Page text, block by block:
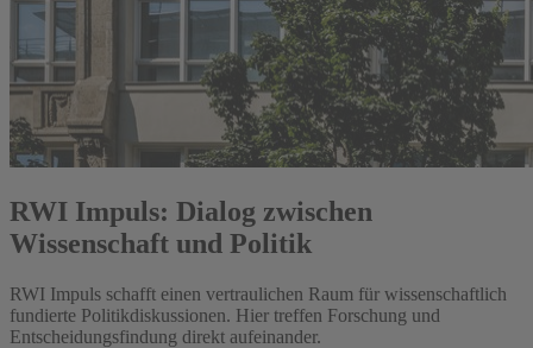
RWI Impuls: Dialog zwischen
Wissenschaft und Politik
RWI Impuls schafft einen vertraulichen Raum für wissenschaftlich
fundierte Politikdiskussionen. Hier treffen Forschung und
Entscheidungsfindung direkt aufeinander.